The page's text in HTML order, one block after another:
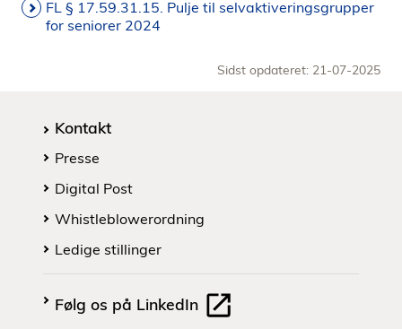
FL § 17.59.31.15. Pulje til selvaktiveringsgrupper
for seniorer 2024
Sidst opdateret: 21-07-2025
Kontakt
Presse
Digital Post
Whistleblowerordning
Ledige stillinger
Følg os på LinkedIn